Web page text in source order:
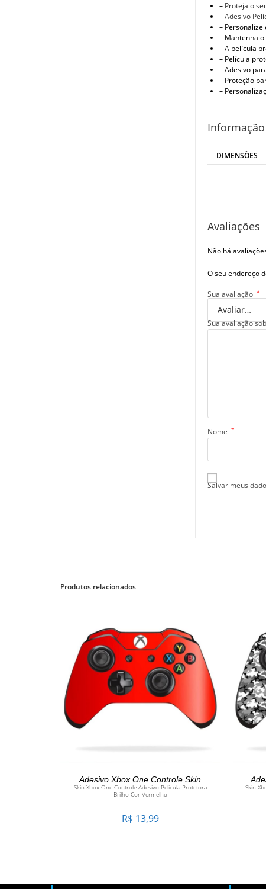
– Proteja o
– Adesivo
– Personalize
– Mantenha
– A película
– Película
– Adesivo
– Proteção
–
DIMENSÕES
Avaliações
Não há
O seu endereço
Sua avaliação *
Sua avaliação
Nome *
Salvar meus
Produtos relacionados
ADICIONAR AO CARRINHO
Adesivo Xbox One Controle Skin
Skin Xbox One Controle Adesivo Pelicula Protetora
Brilho Cor Vermelho
R$ 13,99
Skin